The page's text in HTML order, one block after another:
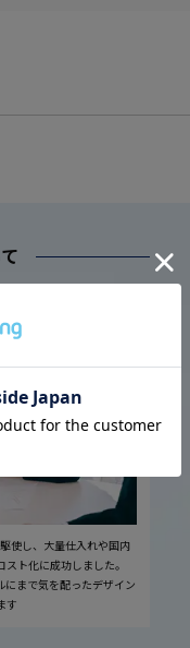
使し、大量仕入れや国内
ト化に成功しました。
にまで気を配ったデザイン
す